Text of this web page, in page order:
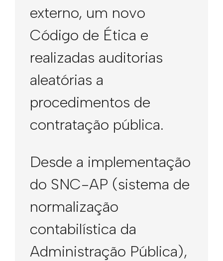
externo, um novo
Código de Ética e
realizadas auditorias
aleatórias a
procedimentos de
contratação pública.
Desde a implementação
do SNC-AP (sistema de
normalização
contabilística da
Administração Pública),